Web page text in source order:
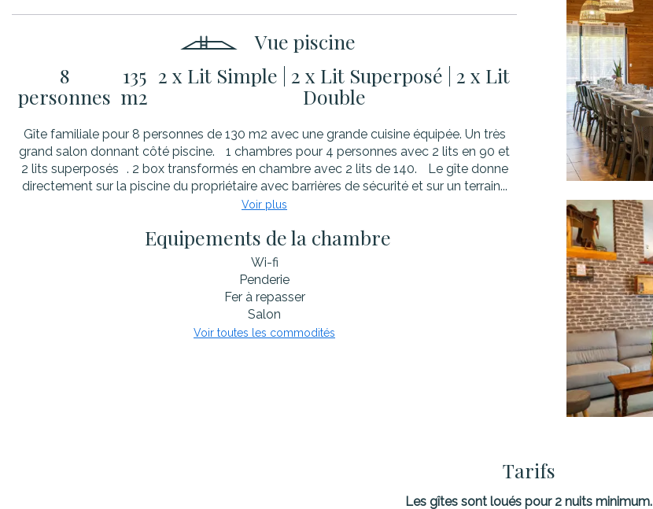
Vue piscine
8
personnes
135
m2
2 x Lit Simple | 2 x Lit Superposé | 2 x Lit
Double
Gîte familiale pour 8 personnes de 130 m2 avec une grande cuisine équipée. Un très
grand salon donnant côté piscine. 1 chambres pour 4 personnes avec 2 lits en 90 et
2 lits superposés . 2 box transformés en chambre avec 2 lits de 140. Le gîte donne
directement sur la piscine du propriétaire avec barrières de sécurité et sur un terrain...
Voir plus
Equipements de la chambre
Wi-fi
Penderie
Fer à repasser
Salon
Voir toutes les commodités
Tarifs
Les gîtes sont loués pour 2 nuits minimum.